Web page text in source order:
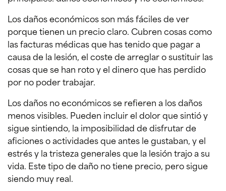
Los daños económicos son más fáciles de ver
porque tienen un precio claro. Cubren cosas como
las facturas médicas que has tenido que pagar a
causa de la lesión, el coste de arreglar o sustituir las
cosas que se han roto y el dinero que has perdido
por no poder trabajar.
Los daños no económicos se refieren a los daños
menos visibles. Pueden incluir el dolor que sintió y
sigue sintiendo, la imposibilidad de disfrutar de
aficiones o actividades que antes le gustaban, y el
estrés y la tristeza generales que la lesión trajo a su
vida. Este tipo de daño no tiene precio, pero sigue
siendo muy real.